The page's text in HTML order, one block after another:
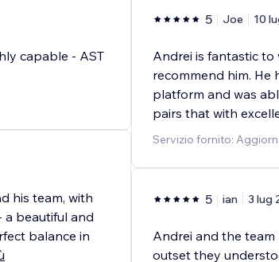
capable - AST
his team, with
a beautiful and
balance in
5 Joe 10
Andrei is fantastic
recommend him. He
platform and was
pairs that with
Servizio fornito:
5 ian 3 lug
Andrei and the
outset they